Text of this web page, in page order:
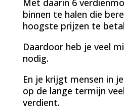
binnen te halen die
hoogste prijzen te
Daardoor heb je veel
nodig.
En je krijgt mensen in
op de lange termijn
verdient.